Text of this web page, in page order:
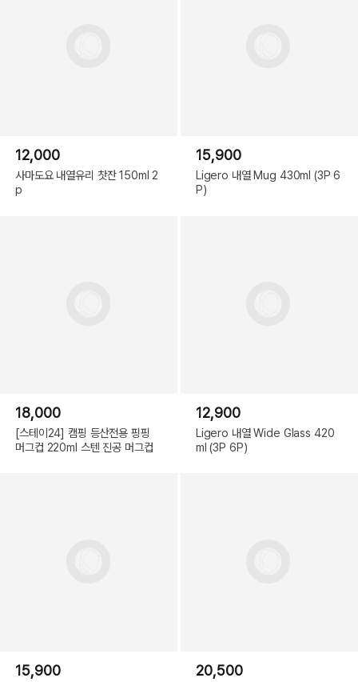
12,000
사마도요 내열유리 찻잔 150ml 2
p
15,900
Ligero 내열 Mug 430ml (3P 6
P)
18,000
[스테이24] 캠핑 등산전용 핑핑
머그컵 220ml 스텐 진공 머그컵
12,900
Ligero 내열 Wide Glass 420
ml (3P 6P)
15,900 20,500